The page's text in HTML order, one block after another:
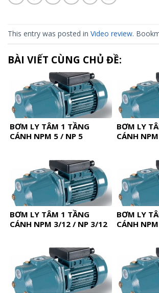
This entry was posted in Video review.
BÀI VIẾT CÙNG CHỦ ĐỀ:
BƠM LY TÂM 1 TẦNG
CÁNH NPM 5 / NP 5
BƠM LY
CÁNH
BƠM LY TÂM 1 TẦNG
CÁNH NPM 3/12 / NP 3/12
BƠM LY
CÁNH